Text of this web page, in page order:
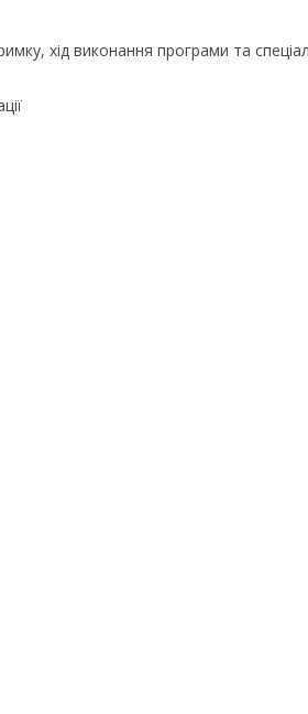
хід виконання програми та